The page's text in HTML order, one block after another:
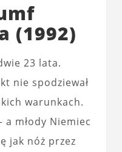
(1992)
23 lata.
nie spodziewał
warunkach.
a młody Niemiec
jak nóż przez